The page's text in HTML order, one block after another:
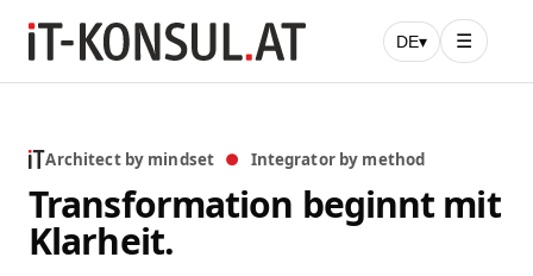
DE▾ ☰
Architect by mindset ● Integrator by method
Transformation beginnt mit
Klarheit.